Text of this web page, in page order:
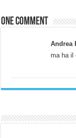
One comment
Andrea
ma ha il